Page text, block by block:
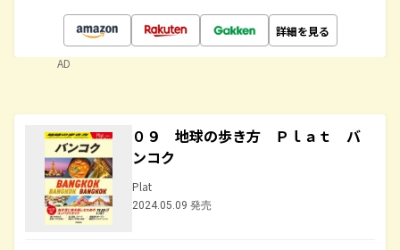
詳細を見る
AD
０９ 地球の歩き方 Ｐｌａｔ バ
ンコク
Plat
2024.05.09 発売